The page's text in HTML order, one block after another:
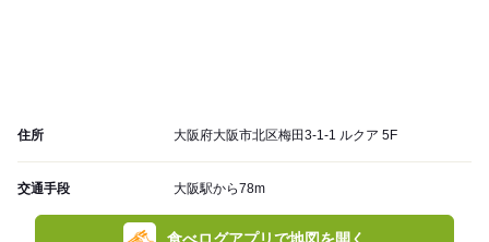
住所 大阪府大阪市北区梅田3-1-1 ルクア 5F
交通手段 大阪駅から78m